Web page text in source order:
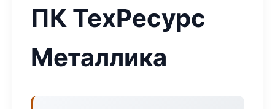
ПК ТехРесурс
Металлика